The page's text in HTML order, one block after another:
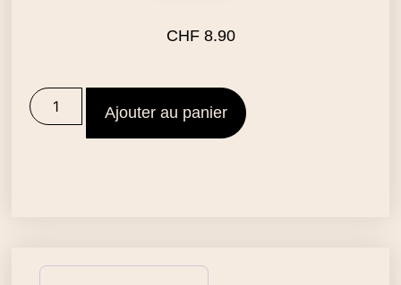
CHF8.90
Ajouter au panier